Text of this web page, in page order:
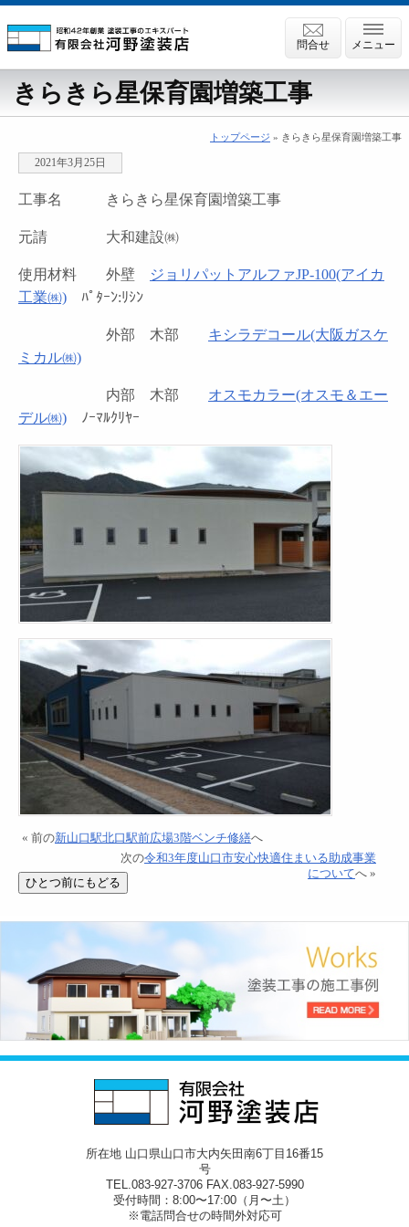
メニュー
問合せ
きらきら星保育園増築工事
トップページ » きらきら星保育園増築工事
2021年3月25日
工事名 きらきら星保育園増築工事
元請 大和建設㈱
使用材料 外壁
ジョリパットアルファJP-100(アイカ
工業㈱) ﾊﾟﾀｰﾝ:ﾘｼﾝ
外部 木部 キシラデコール(大阪ガスケ
ミカル㈱)
内部 木部 オスモカラー(オスモ＆エー
デル㈱) ﾉｰﾏﾙｸﾘﾔｰ
« 前の新山口駅北口駅前広場3階ベンチ修繕へ
次の令和3年度山口市安心快適住まいる助成事業
についてへ »
所在地 山口県山口市大内矢田南6丁目16番15
号
TEL.083-927-3706 FAX.083-927-5990
受付時間：8:00〜17:00（月〜土）
※電話問合せの時間外対応可